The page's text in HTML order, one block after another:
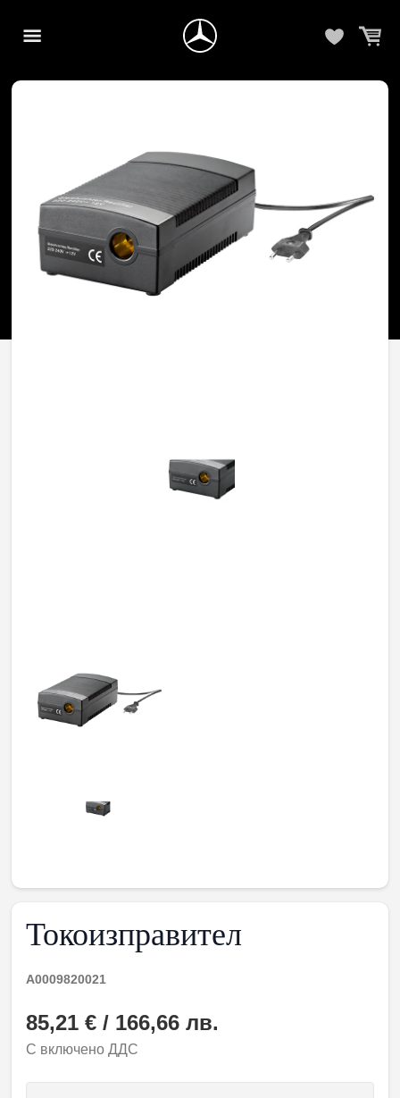
Токоизправител
A0009820021
85,21 € / 166,66 лв.
С включено ДДС